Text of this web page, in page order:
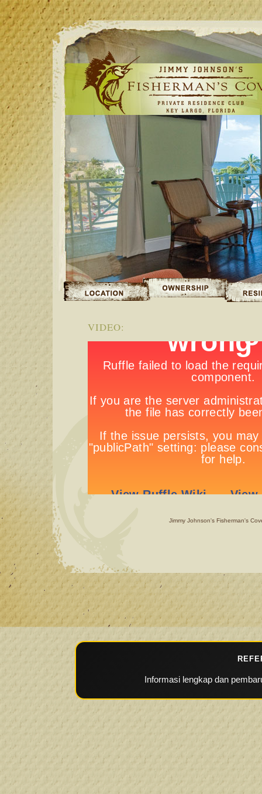
VIDEO:
Jimmy Johnson's Fisherman's
Informasi lengkap dan